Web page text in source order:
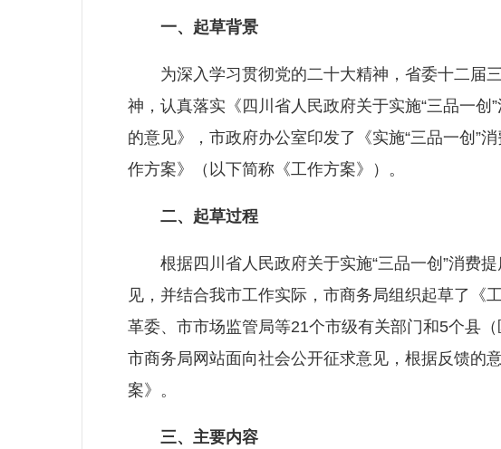
一、起草背景
为深入学习贯彻党的二十大精神，省委十二届
神，认真落实《四川省人民政府关于实施“三品一创
的意见》，市政府办公室印发了《实施“三品一创”
作方案》（以下简称《工作方案》）。
二、起草过程
根据四川省人民政府关于实施“三品一创”消费提
见，并结合我市工作实际，市商务局组织起草了《
革委、市市场监管局等21个市级有关部门和5个县
市商务局网站面向社会公开征求意见，根据反馈的
案》。
三、主要内容